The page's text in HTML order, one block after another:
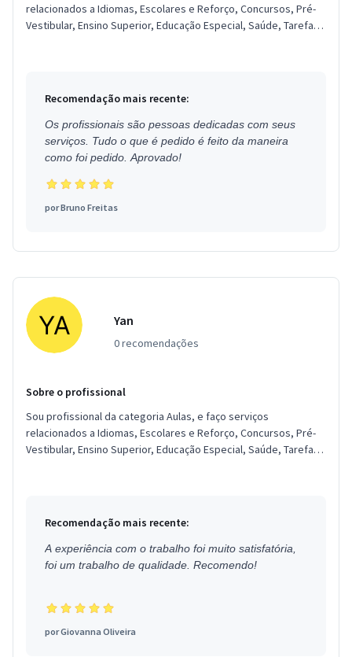
relacionados a Idiomas, Escolares e Reforço, Concursos, Pré-
Vestibular, Ensino Superior, Educação Especial, Saúde, Tarefas.
Recomendação mais recente:
Os profissionais são pessoas dedicadas com seus
serviços. Tudo o que é pedido é feito da maneira
como foi pedido. Aprovado!
porBruno Freitas
Yan
0 recomendações
Sobre o profissional
Sou profissional da categoria Aulas, e faço serviços
relacionados a Idiomas, Escolares e Reforço, Concursos, Pré-
Vestibular, Ensino Superior, Educação Especial, Saúde, Tarefas.
Recomendação mais recente:
A experiência com o trabalho foi muito satisfatória,
foi um trabalho de qualidade. Recomendo!
porGiovanna Oliveira